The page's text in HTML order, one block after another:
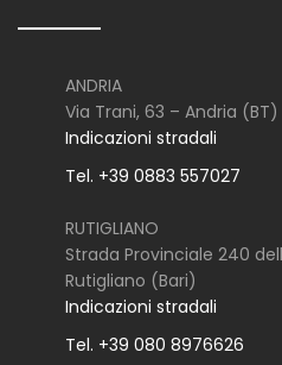
ANDRIA
Via Trani, 63 – Andria (BT)
Indicazioni stradali
Tel. +39 0883 557027
RUTIGLIANO
Strada Provinciale 240
Rutigliano (Bari)
Indicazioni stradali
Tel. +39 080 8976626